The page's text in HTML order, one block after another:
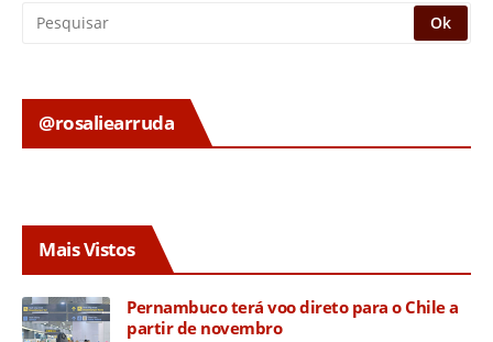
@rosaliearruda
Mais Vistos
Pernambuco terá voo direto para o Chile a
partir de novembro